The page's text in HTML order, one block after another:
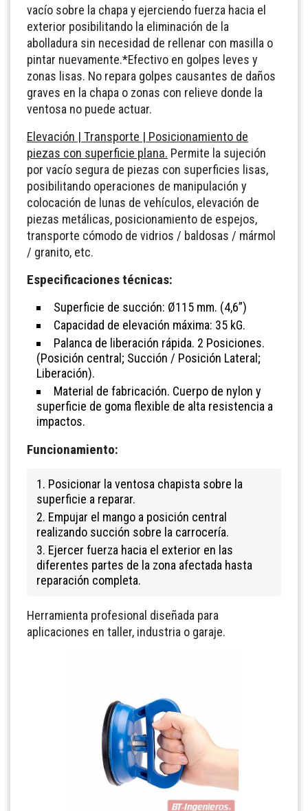
vacío sobre la chapa y ejerciendo fuerza hacia el
exterior posibilitando la eliminación de la
abolladura sin necesidad de rellenar con masilla o
pintar nuevamente.*Efectivo en golpes leves y
zonas lisas. No repara golpes causantes de daños
graves en la chapa o zonas con relieve donde la
ventosa no puede actuar.
Elevación | Transporte | Posicionamiento de
piezas con superficie plana. Permite la sujeción
por vacío segura de piezas con superficies lisas,
posibilitando operaciones de manipulación y
colocación de lunas de vehículos, elevación de
piezas metálicas, posicionamiento de espejos,
transporte cómodo de vidrios / baldosas / mármol
/ granito, etc.
Especificaciones técnicas:
Superficie de succión: Ø115 mm. (4,6”)
Capacidad de elevación máxima: 35 kG.
Palanca de liberación rápida. 2 Posiciones.
(Posición central; Succión / Posición Lateral;
Liberación).
Material de fabricación. Cuerpo de nylon y
superficie de goma flexible de alta resistencia a
impactos.
Funcionamiento:
1. Posicionar la ventosa chapista sobre la
superficie a reparar.
2. Empujar el mango a posición central
realizando succión sobre la carrocería.
3. Ejercer fuerza hacia el exterior en las
diferentes partes de la zona afectada hasta
reparación completa.
Herramienta profesional diseñada para
aplicaciones en taller, industria o garaje.